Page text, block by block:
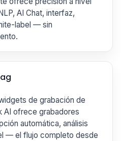
AI Chat, interfaz,
label — sin
de grabación de
AI ofrece grabadores
automática, análisis
— el flujo completo desde